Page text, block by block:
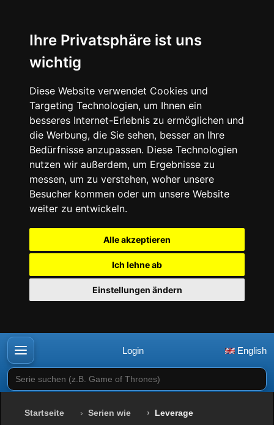
Ihre Privatsphäre ist uns
wichtig
Diese Website verwendet Cookies und
Targeting Technologien, um Ihnen ein
besseres Internet-Erlebnis zu ermöglichen und
die Werbung, die Sie sehen, besser an Ihre
Bedürfnisse anzupassen. Diese Technologien
nutzen wir außerdem, um Ergebnisse zu
messen, um zu verstehen, woher unsere
Besucher kommen oder um unsere Website
weiter zu entwickeln.
Alle akzeptieren
Ich lehne ab
Einstellungen ändern
Login English
Serie suchen (z.B. Game of Thrones)
Startseite Serien wie Leverage